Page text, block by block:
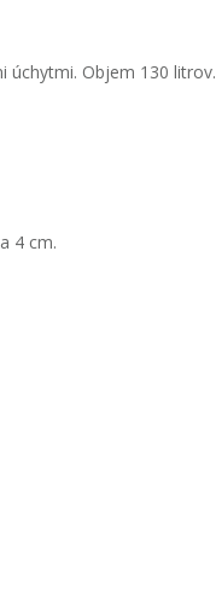
úchytmi. Objem 130 litrov.
4 cm.